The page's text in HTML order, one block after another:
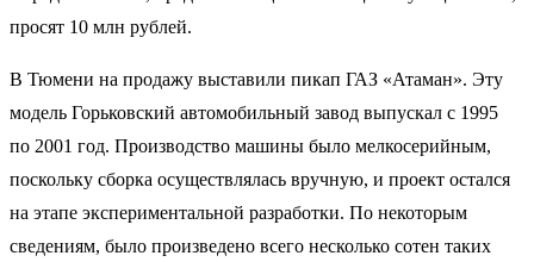
просят 10 млн рублей.
В Тюмени на продажу выставили пикап ГАЗ «Атаман». Эту
модель Горьковский автомобильный завод выпускал с 1995
по 2001 год. Производство машины было мелкосерийным,
поскольку сборка осуществлялась вручную, и проект остался
на этапе экспериментальной разработки. По некоторым
сведениям, было произведено всего несколько сотен таких